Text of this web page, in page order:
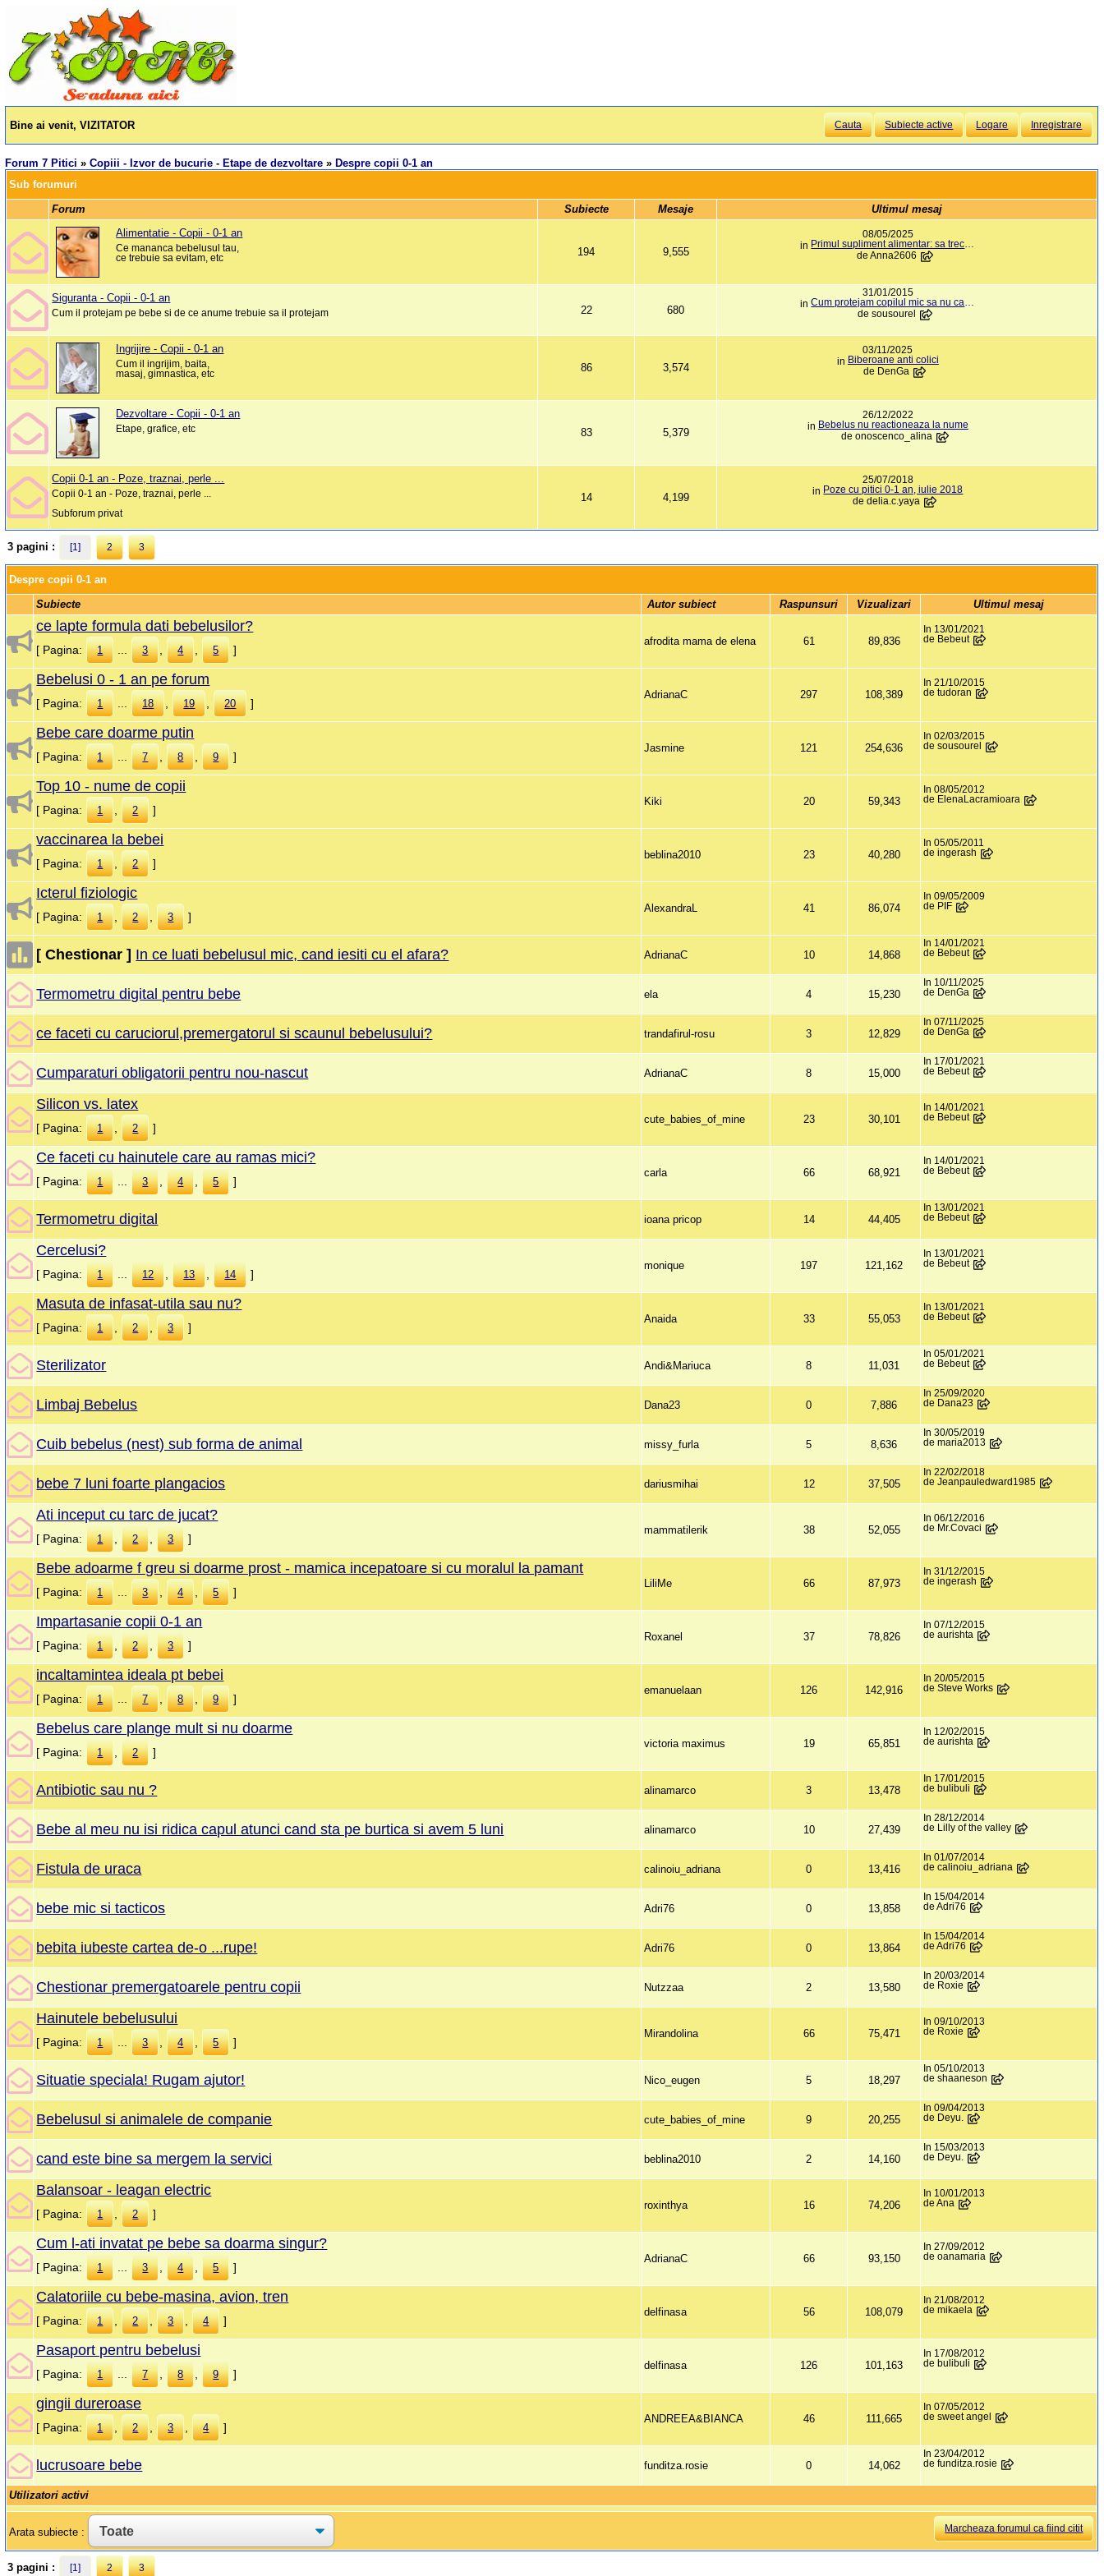
Bine ai venit, VIZITATOR Cauta Subiecte active Logare Inregistrare
Forum 7 Pitici »Copiii - Izvor de bucurie - Etape de dezvoltare » Despre copii 0-1 an
Sub forumuri
Forum
Subiecte Mesaje
Ultimul mesaj
Alimentatie - Copii - 0-1 an
Ce mananca bebelusul tau,
ce trebuie sa evitam, etc
194 9,555
08/05/2025
in
de Anna2606
Siguranta - Copii - 0-1 an
Cum il protejam pe bebe si de ce anume trebuie sa il protejam 22 680
31/01/2015
in
de sousourel
Ingrijire - Copii - 0-1 an
Cum il ingrijim, baita,
masaj, gimnastica, etc
86 3,574
03/11/2025
in Biberoane anti colici
de
DenGa
Dezvoltare - Copii - 0-1 an
Etape, grafice, etc 83 5,379
26/12/2022
in Bebelus nu reactioneaza la nume
de onoscenco_alina
Copii 0-1 an - Poze, traznai, perle ...
Copii 0-1 an - Poze, traznai, perle ...
Subforum privat
14 4,199
25/07/2018
in Poze cu pitici 0-1 an, iulie 2018
dedelia.c.yaya
3 pagini : [1] 2 3
Despre copii 0-1 an
Subiecte
Autor subiect Raspunsuri Vizualizari Ultimul mesaj
Arata subiecte : Marcheaza forumul ca fiind citit
ce lapte formula dati bebelusilor?
[ Pagina: 1 3 4 5 ]
afrodita mama de elena 61 89,836
In 13/01/2021
de Bebeut
Bebelusi 0 - 1 an pe forum
[ Pagina: 1 18 19 20 ]
AdrianaC 297 108,389
In 21/10/2015
de tudoran
Bebe care doarme putin
[ Pagina: 1 7 8 9 ]
Jasmine 121 254,636
In 02/03/2015
de sousourel
Top 10 - nume de copii
[ Pagina: 1 2 ]
Kiki 20 59,343
In 08/05/2012
de ElenaLacramioara
vaccinarea la bebei
[ Pagina: 1 2 ]
beblina2010 23 40,280
In 05/05/2011
de ingerash
Icterul fiziologic
[ Pagina: 1 2 3 ]
AlexandraL 41 86,074
In 09/05/2009
de PIF
[ Chestionar ] In ce luati bebelusul mic, cand iesiti cu el afara? AdrianaC 10 14,868
In 14/01/2021
de Bebeut
Termometru digital pentru bebe ela 4 15,230
In 10/11/2025
de DenGa
ce faceti cu caruciorul,premergatorul si scaunul bebelusului? trandafirul-rosu 3 12,829
In 07/11/2025
de DenGa
Cumparaturi obligatorii pentru nou-nascut AdrianaC 8 15,000
In 17/01/2021
de Bebeut
Silicon vs. latex
[ Pagina: 1 2 ]
cute_babies_of_mine 23 30,101
In 14/01/2021
de Bebeut
Ce faceti cu hainutele care au ramas mici?
[ Pagina: 1 3 4 5 ]
carla 66 68,921
In 14/01/2021
de Bebeut
Termometru digital ioana pricop 14 44,405
In 13/01/2021
de Bebeut
Cercelusi?
[ Pagina: 1 12 13 14 ]
monique 197 121,162
In 13/01/2021
de Bebeut
Masuta de infasat-utila sau nu?
[ Pagina: 1 2 3 ]
Anaida 33 55,053
In 13/01/2021
de Bebeut
Sterilizator Andi&Mariuca 8 11,031
In 05/01/2021
de Bebeut
Limbaj Bebelus Dana23 0 7,886
In 25/09/2020
de Dana23
Cuib bebelus (nest) sub forma de animal missy_furla 5 8,636
In 30/05/2019
de maria2013
bebe 7 luni foarte plangacios dariusmihai 12 37,505
In 22/02/2018
de Jeanpauledward1985
Ati inceput cu tarc de jucat?
[ Pagina: 1 2 3 ]
mammatilerik 38 52,055
In 06/12/2016
de Mr.Covaci
Bebe adoarme f greu si doarme prost - mamica incepatoare si cu moralul la pamant
[ Pagina: 1 3 4 5 ]
LiliMe 66 87,973
In 31/12/2015
de ingerash
Impartasanie copii 0-1 an
[ Pagina: 1 2 3 ]
Roxanel 37 78,826
In 07/12/2015
de aurishta
incaltamintea ideala pt bebei
[ Pagina: 1 7 8 9 ]
emanuelaan 126 142,916
In 20/05/2015
de Steve Works
Bebelus care plange mult si nu doarme
[ Pagina: 1 2 ]
victoria maximus 19 65,851
In 12/02/2015
de aurishta
Antibiotic sau nu ? alinamarco 3 13,478
In 17/01/2015
de bulibuli
Bebe al meu nu isi ridica capul atunci cand sta pe burtica si avem 5 luni alinamarco 10 27,439
In 28/12/2014
de Lilly of the valley
Fistula de uraca calinoiu_adriana 0 13,416
In 01/07/2014
de calinoiu_adriana
bebe mic si tacticos Adri76 0 13,858
In 15/04/2014
de Adri76
bebita iubeste cartea de-o ...rupe! Adri76 0 13,864
In 15/04/2014
de Adri76
Chestionar premergatoarele pentru copii Nutzzaa 2 13,580
In 20/03/2014
de Roxie
Hainutele bebelusului
[ Pagina: 1 3 4 5 ]
Mirandolina 66 75,471
In 09/10/2013
de Roxie
Situatie speciala! Rugam ajutor! Nico_eugen 5 18,297
In 05/10/2013
de shaaneson
Bebelusul si animalele de companie cute_babies_of_mine 9 20,255
In 09/04/2013
de Deyu.
cand este bine sa mergem la servici beblina2010 2 14,160
In 15/03/2013
de Deyu.
Balansoar - leagan electric
[ Pagina: 1 2 ]
roxinthya 16 74,206
In 10/01/2013
de Ana
Cum l-ati invatat pe bebe sa doarma singur?
[ Pagina: 1 3 4 5 ]
AdrianaC 66 93,150
In 27/09/2012
de oanamaria
Calatoriile cu bebe-masina, avion, tren
[ Pagina: 1 2 3 4 ]
delfinasa 56 108,079
In 21/08/2012
de mikaela
Pasaport pentru bebelusi
[ Pagina: 1 7 8 9 ]
delfinasa 126 101,163
In 17/08/2012
de bulibuli
gingii dureroase
[ Pagina: 1 2 3 4 ]
ANDREEA&BIANCA 46 111,665
In 07/05/2012
de sweet angel
lucrusoare bebe funditza.rosie 0 14,062
In 23/04/2012
de funditza.rosie
Utilizatori activi
3 pagini : [1] 2 3